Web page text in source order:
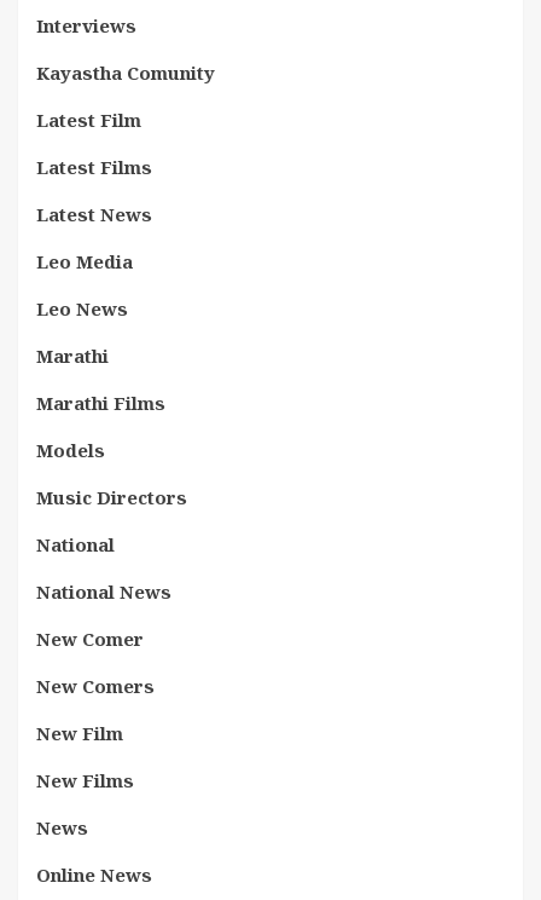
Interviews
Kayastha Comunity
Latest Film
Latest Films
Latest News
Leo Media
Leo News
Marathi
Marathi Films
Models
Music Directors
National
National News
New Comer
New Comers
New Film
New Films
News
Online News